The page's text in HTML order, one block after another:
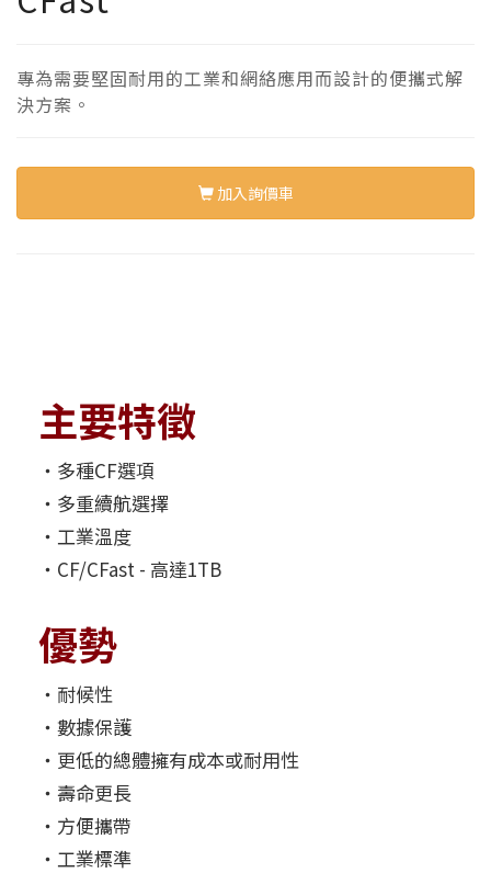
專為需要堅固耐用的工業和網絡應用而設計的便攜式解
決方案。
加入詢價車
主要特徵
‧多種CF選項
‧多重續航選擇
‧工業溫度
‧CF/CFast - 高達1TB
優勢
‧耐候性
‧數據保護
‧更低的總體擁有成本或耐用性
‧壽命更長
‧方便攜帶
‧工業標準